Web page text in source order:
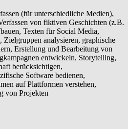
(für unterschiedliche Medien),
von fiktiven Geschichten (z.B.
Texten für Social Media,
Zielgruppen analysieren, graphische
Erstellung und Bearbeitung von
entwickeln, Storytelling,
berücksichtigen,
Software bedienen,
auf Plattformen verstehen,
von Projekten